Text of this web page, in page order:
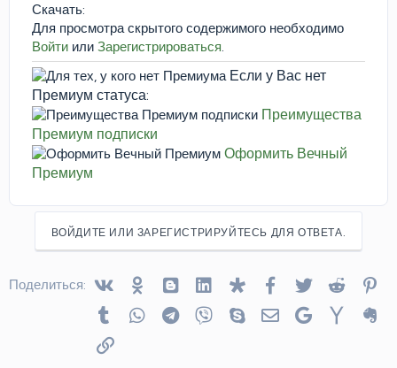
Скачать:
Для просмотра скрытого содержимого необходимо
Войти или Зарегистрироваться
Если у Вас нет
Премиум статуса:
Преимущества
Премиум подписки
Оформить Вечный
Премиум
ВОЙДИТЕ ИЛИ ЗАРЕГИСТРИРУЙТЕСЬ ДЛЯ ОТВЕТА.
Поделиться: VkontakteOdnoklassniki
Blogger Linked InDiasporaFacebook
TwitterReddit
Tumblr WhatsAppTelegram
Viber SkypeЭлектронная почта
Google Yahoo
Ссылка